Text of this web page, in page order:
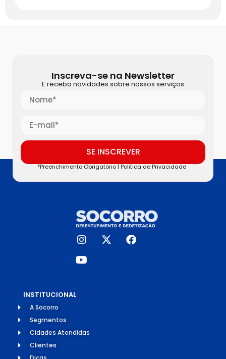
Inscreva-se na Newsletter
E receba novidades sobre nossos serviços
SE INSCREVER
*Preenchimento Obrigatório |Politica de Privacidade
INSTITUCIONAL
A Socorro
Segmentos
Cidades Atendidas
Clientes